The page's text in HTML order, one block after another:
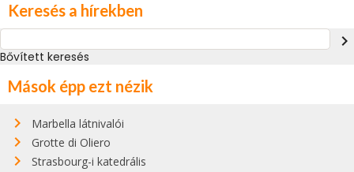
Keresés a hírekben
navigate_next
Bővített keresés
Mások épp ezt nézik
Marbella látnivalói
Grotte di Oliero
Strasbourg-i katedrális